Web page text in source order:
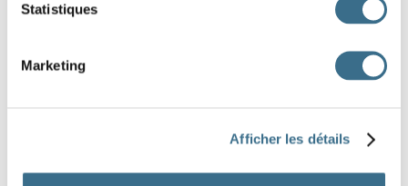
Statistiques
Marketing
Afficher les détails